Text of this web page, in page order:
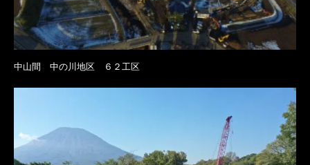
中山間 中の川地区 ６２工区